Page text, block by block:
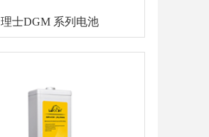
理士DGM 系列电池